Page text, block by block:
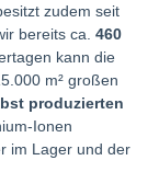
zudem seit
bereits ca. 460
kann die
m² großen
produzierten
Ionen
im Lager und der